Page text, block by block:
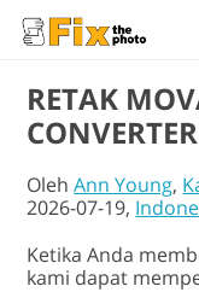
RETAK
CONVERTER
OlehAnn Young,
2026-07-19,
Ketika Anda
kami dapat